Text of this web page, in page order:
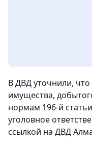
В ДВД уточнили,
имущества,
нормам 196-й
уголовное
ссылкой на ДВД